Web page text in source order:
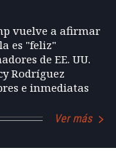
vuelve a afirmar
es "feliz"
de EE. UU.
Rodríguez
e inmediatas
Ver más